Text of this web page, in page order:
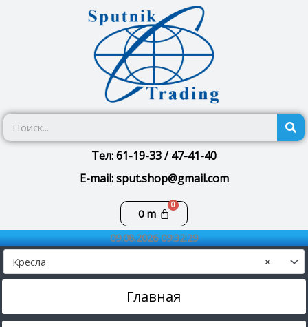
Тел: 61-19-33 / 47-41-40
E-mail: sput.shop@gmail.com
0m
Корзина
09.08.2026 09:32:29
×
Кресла
Главная